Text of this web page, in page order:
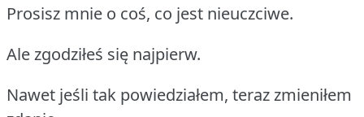
Prosisz mnie o coś, co jest nieuczciwe.
Ale zgodziłeś się najpierw.
Nawet jeśli tak powiedziałem, teraz zmieniłem